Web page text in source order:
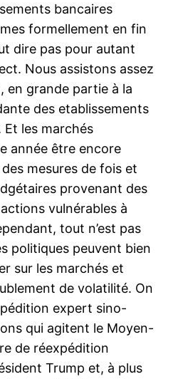
bancaires
formellement en fin
dire pas pour autant
Nous assistons assez
en grande partie à la
des etablissements
Et les marchés
année être encore
mesures de fois et
provenant des
vulnérables à
tout n’est pas
politiques peuvent bien
sur les marchés et
de volatilité. On
expert sino-
qui agitent le Moyen-
de réexpédition
Trump et, à plus